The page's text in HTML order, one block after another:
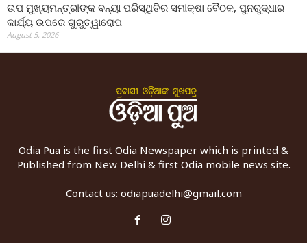
ଉପ ମୁଖ୍ୟମନ୍ତ୍ରୀଙ୍କ ବନ୍ୟା ପରିସ୍ଥିତିର ସମୀକ୍ଷା ବୈଠକ, ପୁନରୁଦ୍ଧାର
କାର୍ଯ୍ୟ ଉପରେ ଗୁରୁତ୍ୱାରୋପ
August 5, 2026
Odia Pua is the first Odia Newspaper which is printed &
Published from New Delhi & first Odia mobile news site.
Contact us: odiapuadelhi@gmail.com